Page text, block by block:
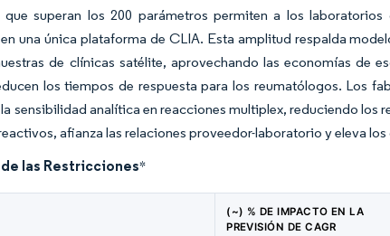
superan los 200 parámetros permiten a los
una única plataforma de CLIA. Esta amplitud respalda
de clínicas satélite, aprovechando las economías de
los tiempos de respuesta para los reumatólogos. Los
sensibilidad analítica en reacciones multiplex, reduciendo los
afianza las relaciones proveedor-laboratorio y eleva
las Restricciones*
(~) % DE IMPACTO EN LA
PREVISIÓN DE CAGR